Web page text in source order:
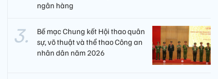
ngân hàng
Bế mạc Chung kết Hội thao quân
sự, võ thuật và thể thao Công an
nhân dân năm 2026